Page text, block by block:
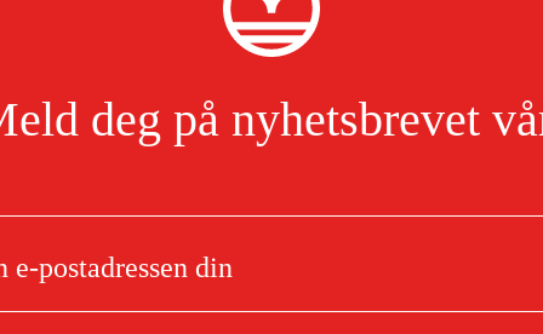
deg på nyhetsbrevet